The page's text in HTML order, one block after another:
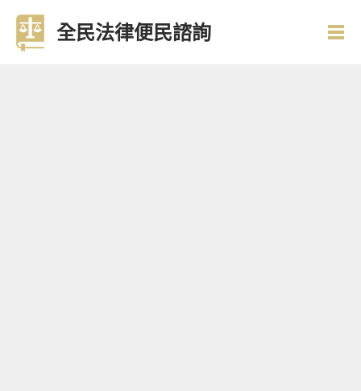
全民法律便民諮詢